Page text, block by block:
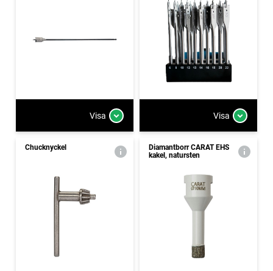
Visa Visa
Chucknyckel
Diamantborr CARAT EHS
kakel, natursten